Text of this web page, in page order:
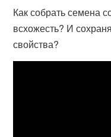
Как собрать семена
всхожесть? И
свойства?